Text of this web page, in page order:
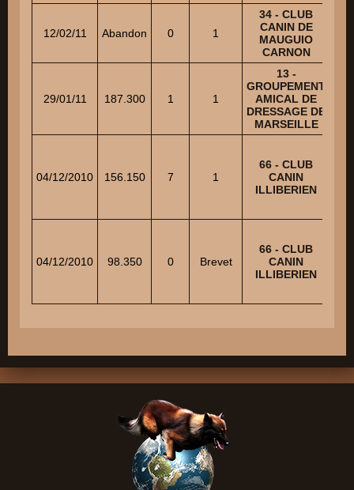
12/02/11 Abandon 0 1
34 - CLUB
CANIN DE
MAUGUIO
CARNON
29/01/11 187.300 1 1
13 -
GROUPEMENT
AMICAL DE
DRESSAGE DE
MARSEILLE
04/12/2010 156.150 7 1
66 - CLUB
CANIN
ILLIBERIEN
04/12/2010 98.350 0 Brevet
66 - CLUB
CANIN
ILLIBERIEN